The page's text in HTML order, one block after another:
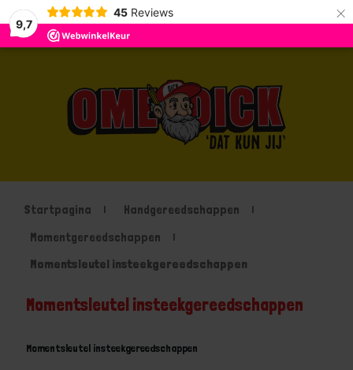
9,7
45 Reviews ×
Startpagina
Handgereedschappen
Momentgereedschappen
Momentsleutel insteekgereedschappen
Momentsleutel insteekgereedschappen
Momentsleutel insteekgereedschappen